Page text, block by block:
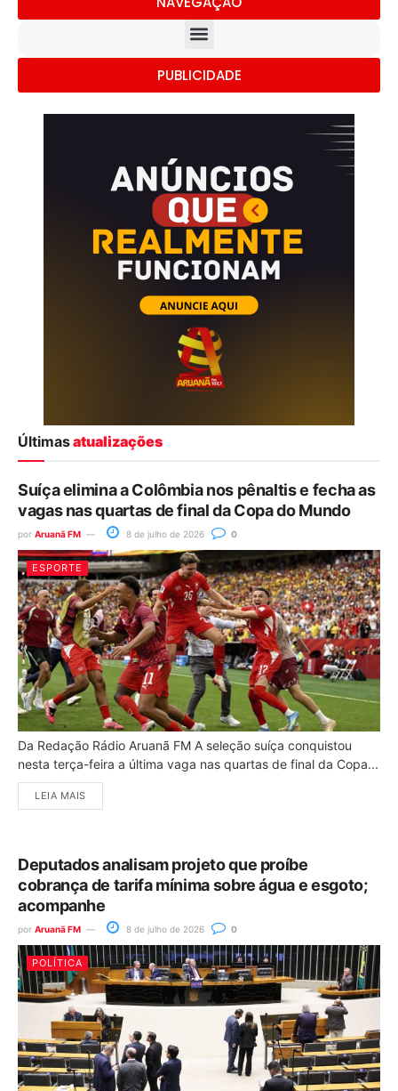
PUBLICIDADE
Últimasatualizações
Suíça elimina a Colômbia nos pênaltis e fecha as
vagas nas quartas de final da Copa do Mundo
por Aruanã FM 8 de julho de 2026 0
ESPORTE
Da Redação Rádio Aruanã FM A seleção suíça conquistou
nesta terça-feira a última vaga nas quartas de final da Copa...
LEIA MAIS
Deputados analisam projeto que proíbe
cobrança de tarifa mínima sobre água e esgoto;
acompanhe
por Aruanã FM 8 de julho de 2026 0
POLÍTICA